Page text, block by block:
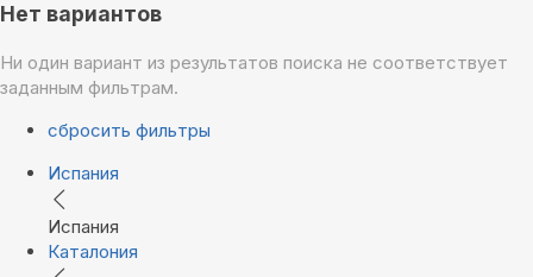
Нет вариантов
Ни один вариант из результатов поиска не соответствует
заданным фильтрам.
сбросить фильтры
Испания
Испания
Каталония